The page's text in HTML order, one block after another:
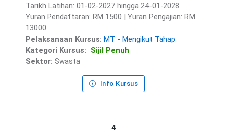
Tarikh Latihan: 01-02-2027 hingga 24-01-2028
Yuran Pendaftaran: RM 1500 | Yuran Pengajian: RM
13000
Pelaksanaan Kursus: MT - Mengikut Tahap
Kategori Kursus:
Sijil Penuh
Sektor: Swasta
Info Kursus
4